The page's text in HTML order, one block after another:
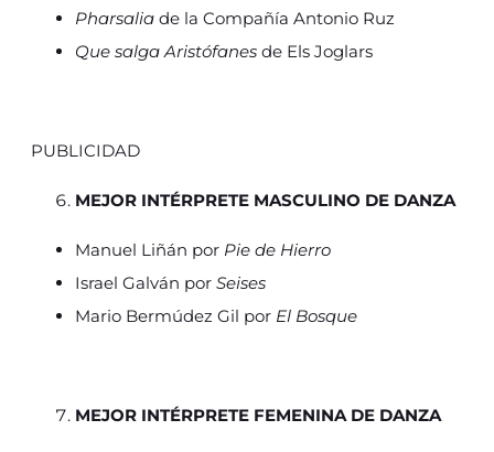
Pharsalia de la Compañía Antonio Ruz
Que salga Aristófanes de Els Joglars
PUBLICIDAD
MEJOR INTÉRPRETE MASCULINO DE DANZA
Manuel Liñán por Pie de Hierro
Israel Galván por Seises
Mario Bermúdez Gil por El Bosque
MEJOR INTÉRPRETE FEMENINA DE DANZA